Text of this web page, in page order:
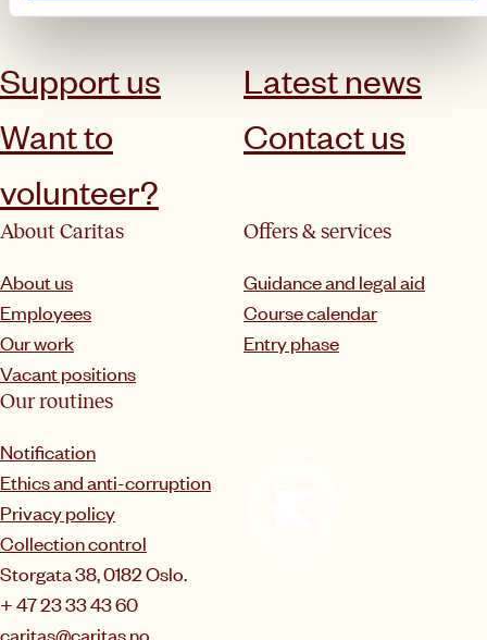
subscribe to our newsletter
Support us
Latest news
Want to
volunteer?
Contact us
About Caritas
About us
Employees
Our work
Vacant positions
Offers & services
Guidance and legal aid
Course calendar
Entry phase
Our routines
Notification
Ethics and anti-corruption
Privacy policy
Collection control
Storgata 38, 0182 Oslo.
+ 47 23 33 43 60